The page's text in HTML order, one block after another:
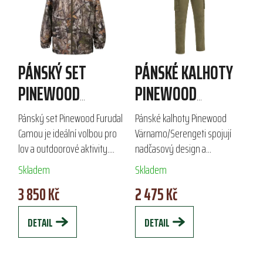
PÁNSKÝ SET
PINEWOOD
FURUDAL CAMOU
Pánský set Pinewood Furudal
Camou je ideální volbou pro
lov a outdoorové aktivity.
Vyrobený z odolného
polyesteru s ekologickou
impregnací Bionic Finish® Eco,
nabízí volný střih...
Skladem
3 850 Kč
DETAIL
PÁNSKÉ KALHOTY
PINEWOOD
VÄRNAMO/SERENGETI
Pánské kalhoty Pinewood
Värnamo/Serengeti spojují
nadčasový design a
funkčnost, což je činí ideální
volbou pro lov i každodenní
nošení. Vyrobeny z pohodlné
směsi bavlny a...
Skladem
2 475 Kč
DETAIL